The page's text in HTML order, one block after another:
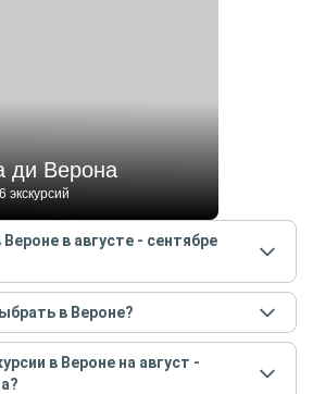
ди Верона
экскурсий
в августе - сентябре
местав Веронев августе -
в Вероне?
экскурсиив Веронев августе -
в Вероне на август -